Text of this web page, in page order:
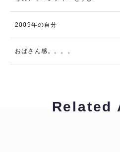
2009年の自分
おばさん感。。。。
Related